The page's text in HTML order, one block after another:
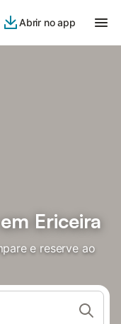
Abrir no app
Ericeira
e reserve ao